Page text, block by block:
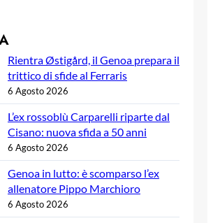
Rientra Østigård, il Genoa prepara il
trittico di sfide al Ferraris
6 Agosto 2026
L’ex rossoblù Carparelli riparte dal
Cisano: nuova sfida a 50 anni
6 Agosto 2026
Genoa in lutto: è scomparso l’ex
allenatore Pippo Marchioro
6 Agosto 2026